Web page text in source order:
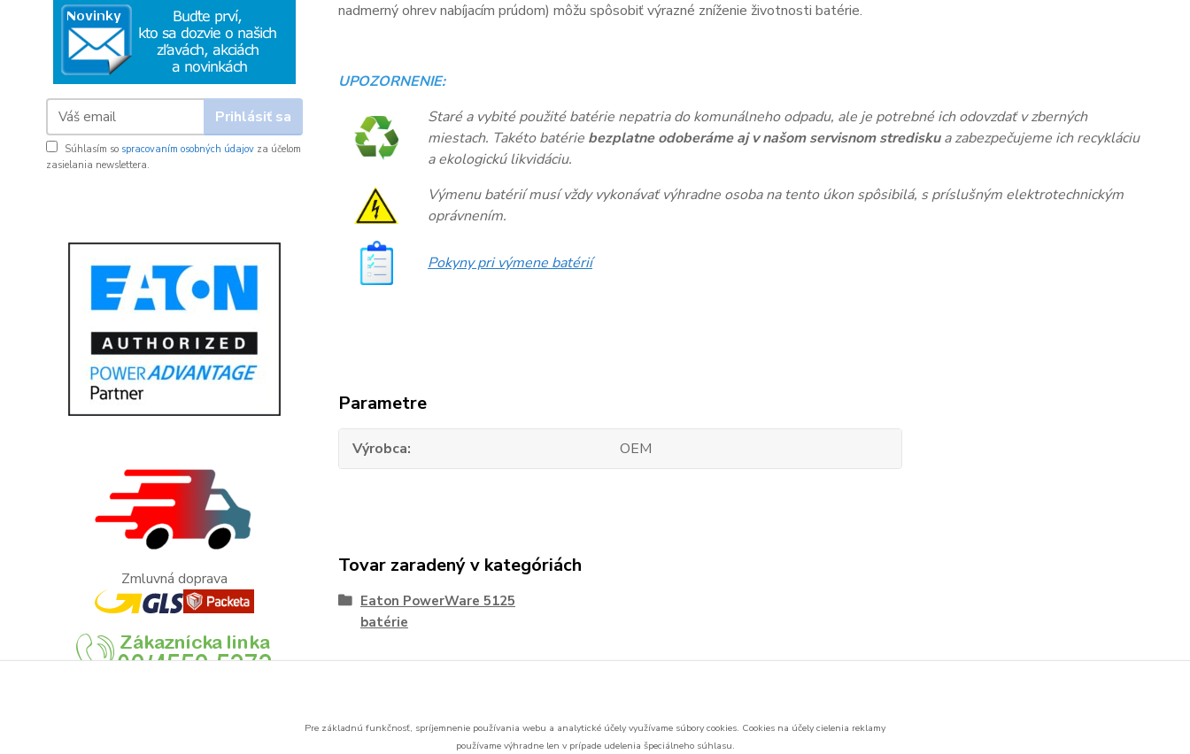
Prihlásiť sa
Súhlasím so spracovaním osobných údajov za účelom
zasielania newslettera.
Zmluvná doprava
nadmerný ohrev nabíjacím prúdom) môžu spôsobiť výrazné zníženie životnosti batérie.
UPOZORNENIE:
Staré a vybité použité batérie nepatria do komunálneho odpadu, ale je potrebné ich odovzdať v zberných
miestach. Takéto batérie bezplatne odoberáme aj v našom servisnom strediskua zabezpečujeme ich recykláciu
a ekologickú likvidáciu.
Výmenu batérií musí vždy vykonávať výhradne osoba na tento úkon spôsibilá, s príslušným elektrotechnickým
oprávnením.
Pokyny pri výmene batérií
Parametre
Výrobca OEM
Tovar zaradený v kategóriách
Eaton PowerWare 5125
batérie
Pre základnú funkčnosť, spríjemnenie používania webu a analytické účely využívame súbory cookies. Cookies na účely cielenia reklamy
používame výhradne len v prípade udelenia špeciálneho súhlasu.